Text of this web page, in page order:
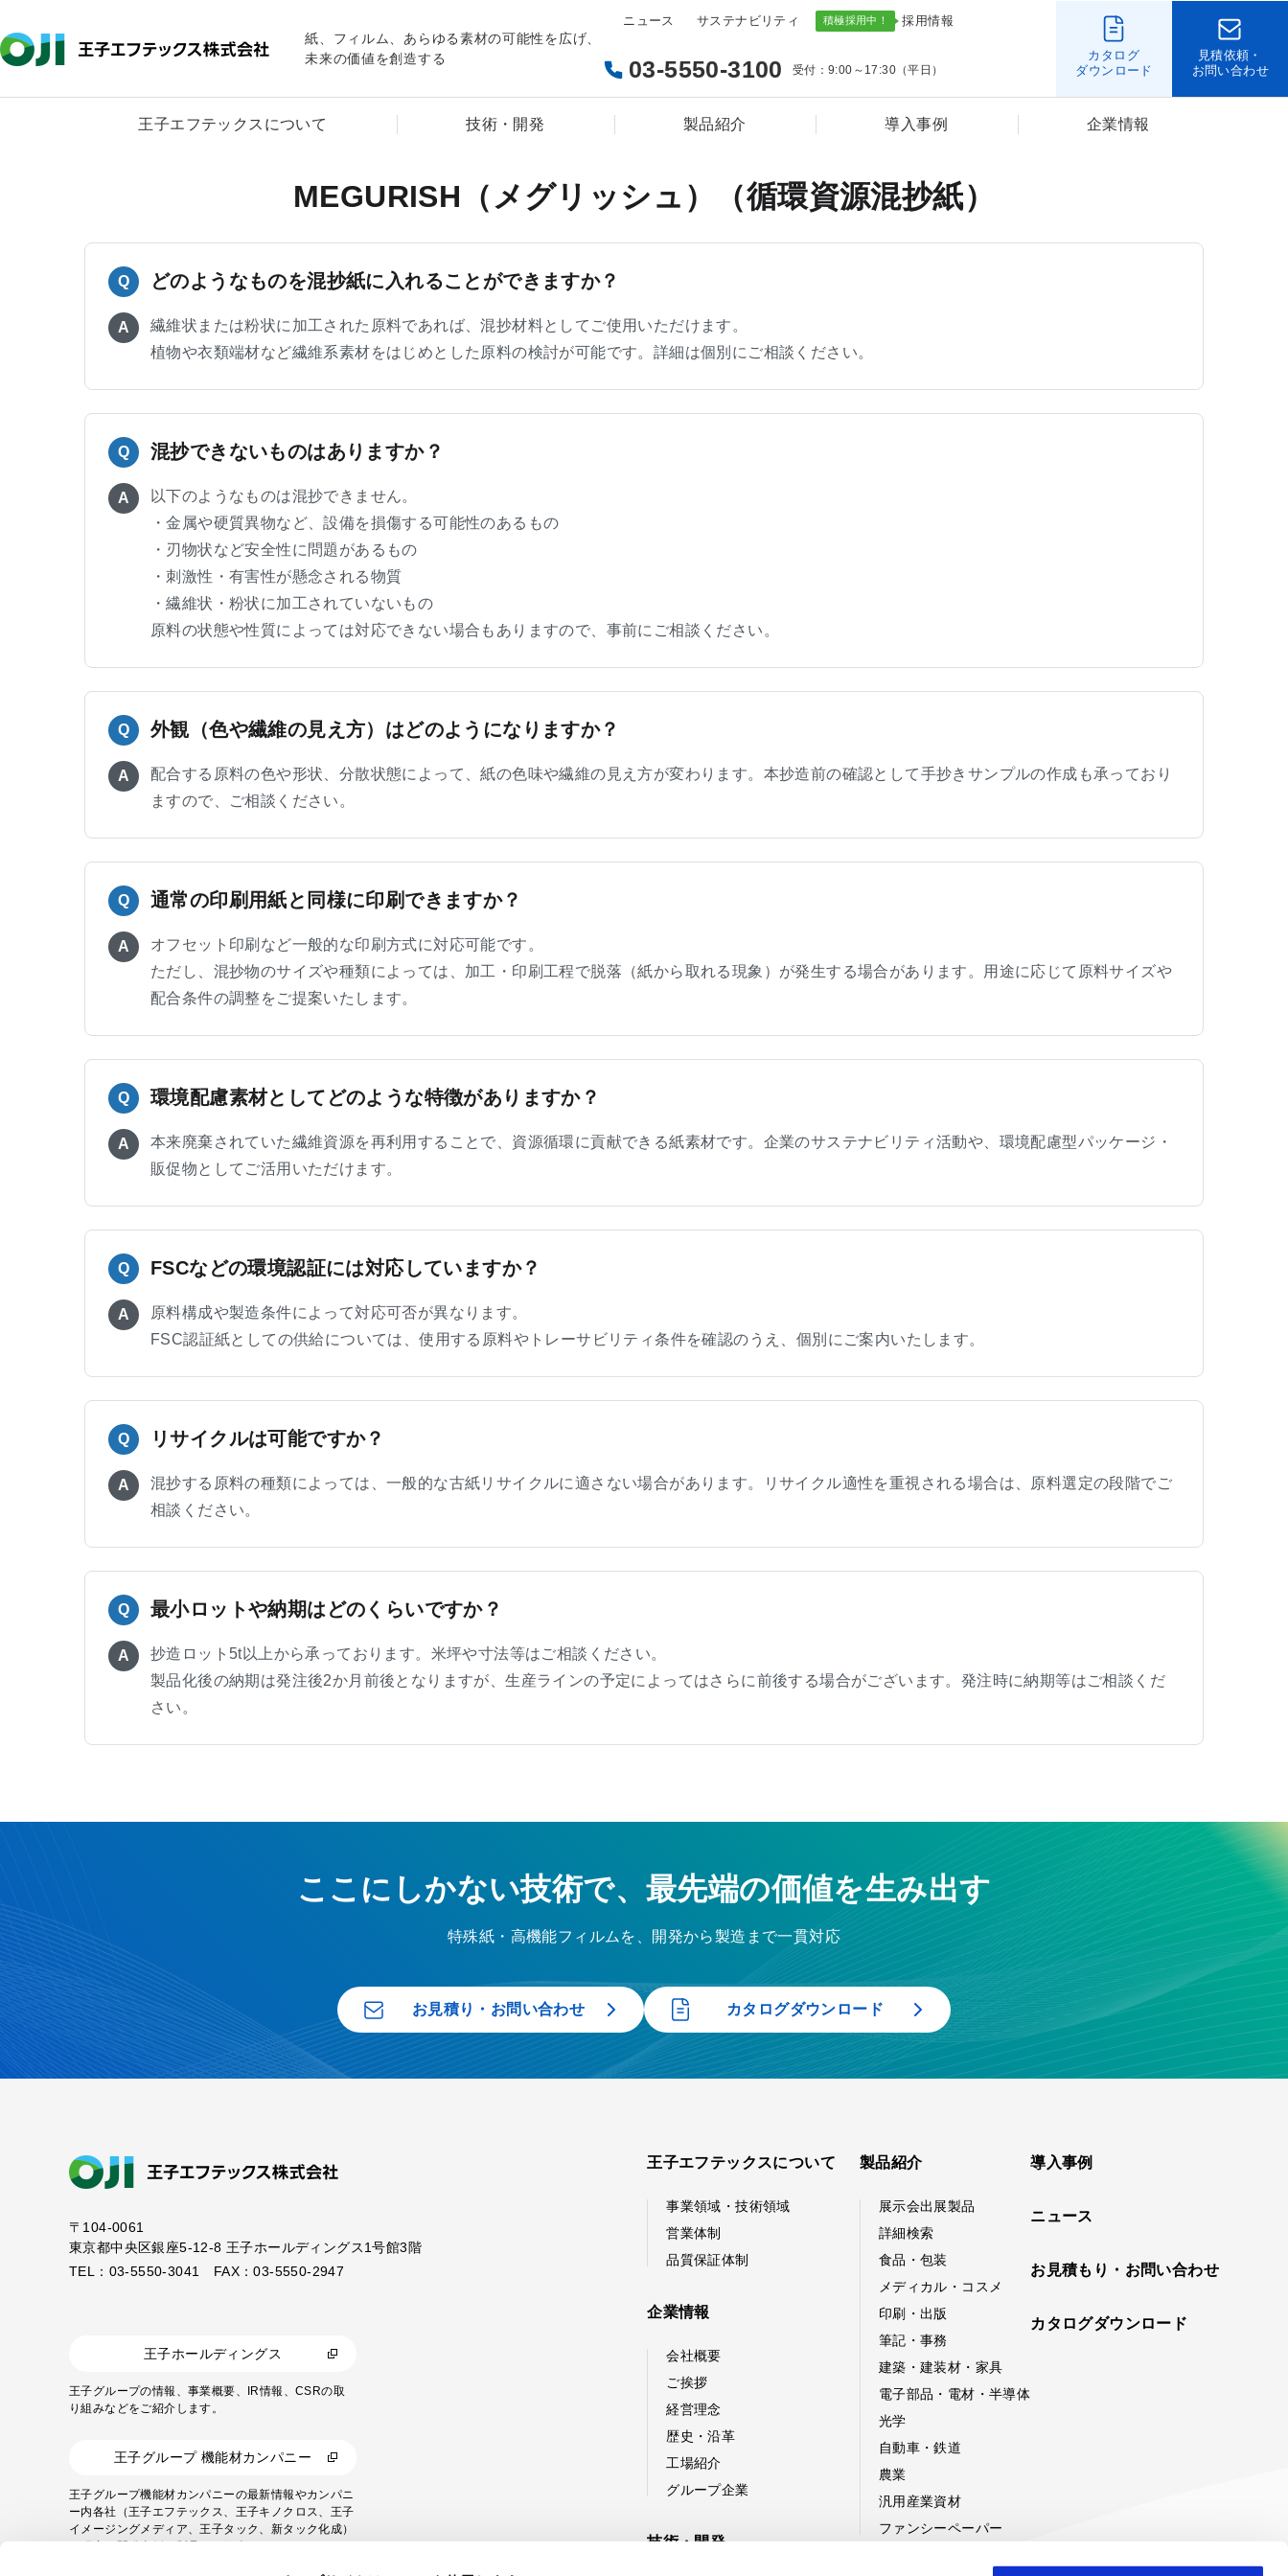
紙、フィルム、あらゆる素材の可能性を広げ、
未来の価値を創造する
ニュース サステナビリティ 採用情報
03-5550-3100 受付：9:00～17:30（平日）
カタログ
ダウンロード
見積依頼・
お問い合わせ
王子エフテックスについて 技術・開発 製品紹介 導入事例 企業情報
MEGURISH（メグリッシュ）（循環資源混抄紙）
Q どのようなものを混抄紙に入れることができますか？
A
繊維状または粉状に加工された原料であれば、混抄材料としてご使用いただけます。
植物や衣類端材など繊維系素材をはじめとした原料の検討が可能です。詳細は個別にご相談ください。
Q 混抄できないものはありますか？
A
以下のようなものは混抄できません。
・金属や硬質異物など、設備を損傷する可能性のあるもの
・刃物状など安全性に問題があるもの
・刺激性・有害性が懸念される物質
・繊維状・粉状に加工されていないもの
原料の状態や性質によっては対応できない場合もありますので、事前にご相談ください。
Q 外観（色や繊維の見え方）はどのようになりますか？
A
配合する原料の色や形状、分散状態によって、紙の色味や繊維の見え方が変わります。本抄造前の確認として手抄きサンプルの作成も承っており
ますので、ご相談ください。
Q 通常の印刷用紙と同様に印刷できますか？
A
オフセット印刷など一般的な印刷方式に対応可能です。
ただし、混抄物のサイズや種類によっては、加工・印刷工程で脱落（紙から取れる現象）が発生する場合があります。用途に応じて原料サイズや
配合条件の調整をご提案いたします。
Q 環境配慮素材としてどのような特徴がありますか？
A
本来廃棄されていた繊維資源を再利用することで、資源循環に貢献できる紙素材です。企業のサステナビリティ活動や、環境配慮型パッケージ・
販促物としてご活用いただけます。
Q FSCなどの環境認証には対応していますか？
A
原料構成や製造条件によって対応可否が異なります。
FSC認証紙としての供給については、使用する原料やトレーサビリティ条件を確認のうえ、個別にご案内いたします。
Q リサイクルは可能ですか？
A
混抄する原料の種類によっては、一般的な古紙リサイクルに適さない場合があります。リサイクル適性を重視される場合は、原料選定の段階でご
相談ください。
Q 最小ロットや納期はどのくらいですか？
A
抄造ロット5t以上から承っております。米坪や寸法等はご相談ください。
製品化後の納期は発注後2か月前後となりますが、生産ラインの予定によってはさらに前後する場合がございます。発注時に納期等はご相談くだ
さい。
ここにしかない技術で、最先端の価値を生み出す
特殊紙・高機能フィルムを、開発から製造まで一貫対応
お見積り・お問い合わせ カタログダウンロード
〒104-0061
東京都中央区銀座5-12-8 王子ホールディングス1号館3階
TEL：03-5550-3041 FAX：03-5550-2947
王子ホールディングス
王子グループの情報、事業概要、IR情報、CSRの取
り組みなどをご紹介します。
王子グループ 機能材カンパニー
王子グループ機能材カンパニーの最新情報やカンパニ
ー内各社（王子エフテックス、王子キノクロス、王子
イメージングメディア、王子タック、新タック化成）
王子エフテックスについて
事業領域・技術領域
営業体制
品質保証体制
企業情報
会社概要
ご挨拶
経営理念
歴史・沿革
工場紹介
グループ企業
技術・開発
製品紹介
展示会出展製品
詳細検索
食品・包装
メディカル・コスメ
印刷・出版
筆記・事務
建築・建装材・家具
電子部品・電材・半導体
光学
自動車・鉄道
農業
汎用産業資材
ファンシーペーパー
導入事例
ニュース
お見積もり・お問い合わせ
カタログダウンロード